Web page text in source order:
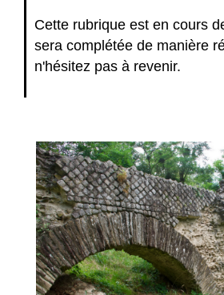
Cette rubrique est en cours
sera complétée de manière
n'hésitez pas à revenir.